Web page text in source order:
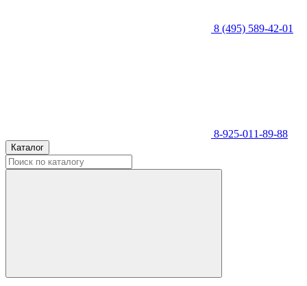
8 (495) 589-42-01
8-925-011-89-88
Каталог